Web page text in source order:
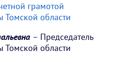
грамотой
Томской области
– Председатель
Томской области